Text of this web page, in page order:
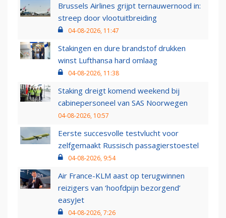
Brussels Airlines grijpt ternauwernood in:
streep door vlootuitbreiding
04-08-2026, 11:47
Stakingen en dure brandstof drukken
winst Lufthansa hard omlaag
04-08-2026, 11:38
Staking dreigt komend weekend bij
cabinepersoneel van SAS Noorwegen
04-08-2026, 10:57
Eerste succesvolle testvlucht voor
zelfgemaakt Russisch passagierstoestel
04-08-2026, 9:54
Air France-KLM aast op terugwinnen
reizigers van ‘hoofdpijn bezorgend’
easyJet
04-08-2026, 7:26